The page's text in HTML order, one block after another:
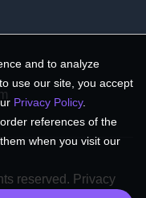
reserved. Privacy
and to analyze
use our site, you accept
Privacy Policy.
references of the
when you visit our